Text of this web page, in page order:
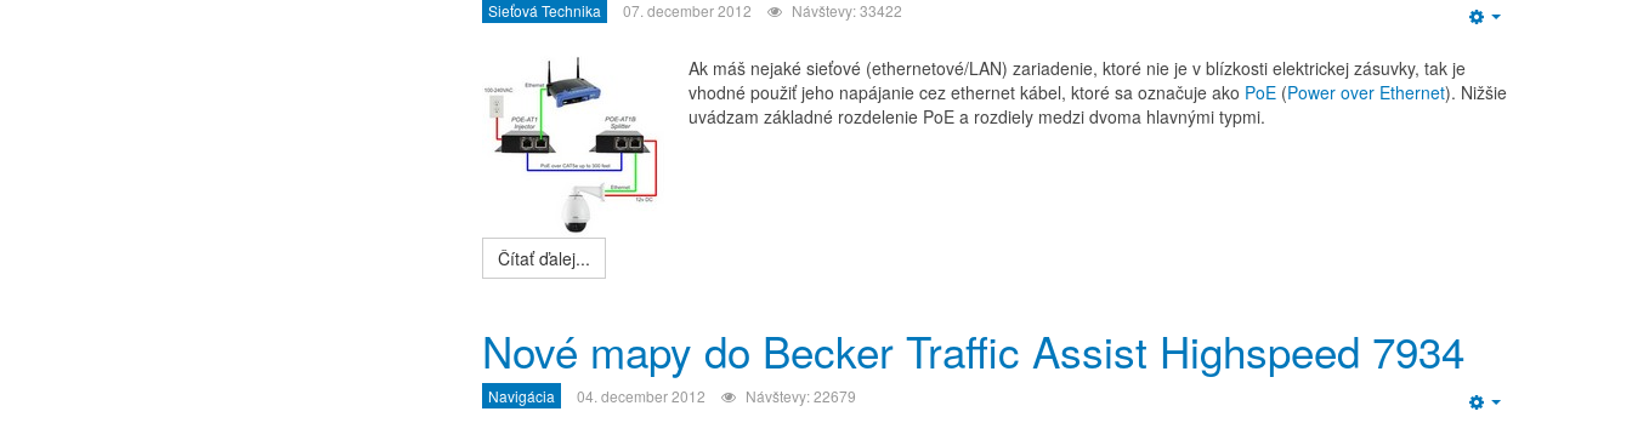
Sieťová Technika 07. december 2012 Návštevy: 33422
Ak máš nejaké sieťové (ethernetové/LAN) zariadenie, ktoré nie je v blízkosti elektrickej zásuvky, tak je
vhodné použiť jeho napájanie cez ethernet kábel, ktoré sa označuje ako PoE (Power over Ethernet). Nižšie
uvádzam základné rozdelenie PoE a rozdiely medzi dvoma hlavnými typmi.
Čítať ďalej...
Nové mapy do Becker Traffic Assist Highspeed 7934
Navigácia 04. december 2012 Návštevy: 22679